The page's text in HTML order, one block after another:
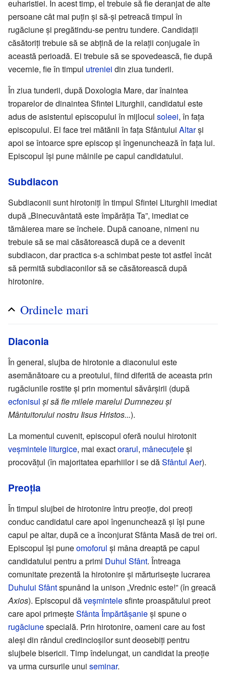
euharistiei. În acest timp, el trebuie să fie deranjat de alte
persoane cât mai puțin și să-și petreacă timpul în
rugăciune și pregătindu-se pentru tundere. Candidații
căsătoriți trebuie să se abțină de la relații conjugale în
această perioadă. Ei trebuie să se spovedească, fie după
vecernie, fie în timpul utreniei din ziua tunderii.
În ziua tunderii, după Doxologia Mare, dar înaintea
troparelor de dinaintea Sfintei Liturghii, candidatul este
adus de asistentul episcopului în mijlocul soleei, în fața
episcopului. El face trei mătănii în fața Sfântului Altarși
apoi se întoarce spre episcop și îngenunchează în fața lui.
Episcopul își pune mâinile pe capul candidatului.
Subdiacon
Subdiaconii sunt hirotoniți în timpul Sfintei Liturghii imediat
după „Binecuvântată este împărăția Ta”, imediat ce
tămâierea mare se încheie. După canoane, nimeni nu
trebuie să se mai căsătorească după ce a devenit
subdiacon, dar practica s-a schimbat peste tot astfel încât
să permită subdiaconilor să se căsătorească după
hirotonire.
Ordinele mari
Diaconia
În general, slujba de hirotonie a diaconului este
asemănătoare cu a preotului, fiind diferită de aceasta prin
rugăciunile rostite și prin momentul săvârșirii (după
ecfonisul și să fie milele marelui Dumnezeu și
Mântuitorului nostru Iisus Hristos...).
La momentul cuvenit, episcopul oferă noului hirotonit
veșmintele liturgice, mai exactorarul, mânecuțeleși
procovățul (în majoritatea eparhiilor i se dăSfântul Aer).
Preoția
În timpul slujbei de hirotonire întru preoție, doi preoți
conduc candidatul care apoi îngenunchează și își pune
capul pe altar, după ce a înconjurat Sfânta Masă de trei ori.
Episcopul își puneomoforul și mâna dreaptă pe capul
candidatului pentru a primi Duhul Sfânt. Întreaga
comunitate prezentă la hirotonire și mărturisește lucrarea
Duhului Sfântspunând la unison „Vrednic este!” (în greacă
Axios). Episcopul dăveșmintelesfinte proaspătului preot
care apoi primeșteSfânta Împărtășanieși spune o
rugăciunespecială. Prin hirotonire, oameni care au fost
aleși din rândul credincioșilor sunt deosebiți pentru
slujbele bisericii. Timp îndelungat, un candidat la preoție
va urma cursurile unui seminar.